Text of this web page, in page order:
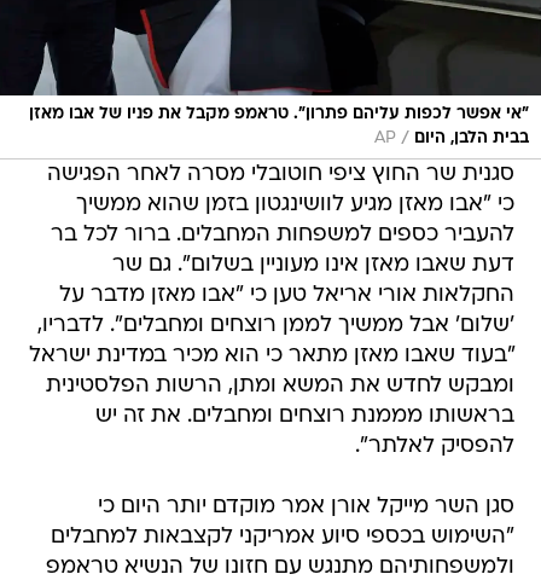
"אי אפשר לכפות עליהם פתרון". טראמפ מקבל את פניו של אבו מאזן
בבית הלבן, היום
/
AP
סגנית שר החוץ ציפי חוטובלי מסרה לאחר הפגישה
כי "אבו מאזן מגיע לוושינגטון בזמן שהוא ממשיך
להעביר כספים למשפחות המחבלים. ברור לכל בר
דעת שאבו מאזן אינו מעוניין בשלום". גם שר
החקלאות אורי אריאל טען כי "אבו מאזן מדבר על
'שלום' אבל ממשיך לממן רוצחים ומחבלים". לדבריו,
"בעוד שאבו מאזן מתאר כי הוא מכיר במדינת ישראל
ומבקש לחדש את המשא ומתן, הרשות הפלסטינית
בראשותו מממנת רוצחים ומחבלים. את זה יש
להפסיק לאלתר".
סגן השר מייקל אורן אמר מוקדם יותר היום כי
"השימוש בכספי סיוע אמריקני לקצבאות למחבלים
ולמשפחותיהם מתנגש עם חזונו של הנשיא טראמפ